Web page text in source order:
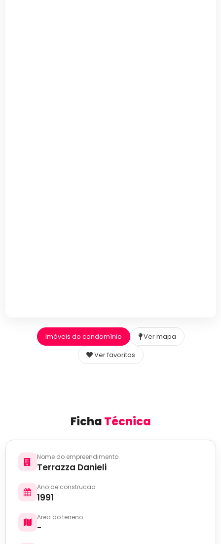
Imóveis do condomínio
Ver mapa
Ver favoritos
FichaTécnica
Nome do empreendimento
Terrazza Danieli
Ano de construcao
1991
Area do terreno
-